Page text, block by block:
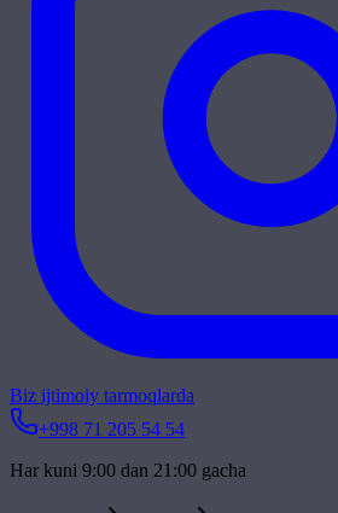
Biz ijtimoiy tarmoqlarda
+998 71 205 54 54
Har kuni 9:00 dan 21:00 gacha